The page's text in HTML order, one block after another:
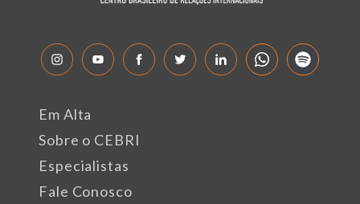
Em Alta
Sobre o CEBRI
Especialistas
Fale Conosco